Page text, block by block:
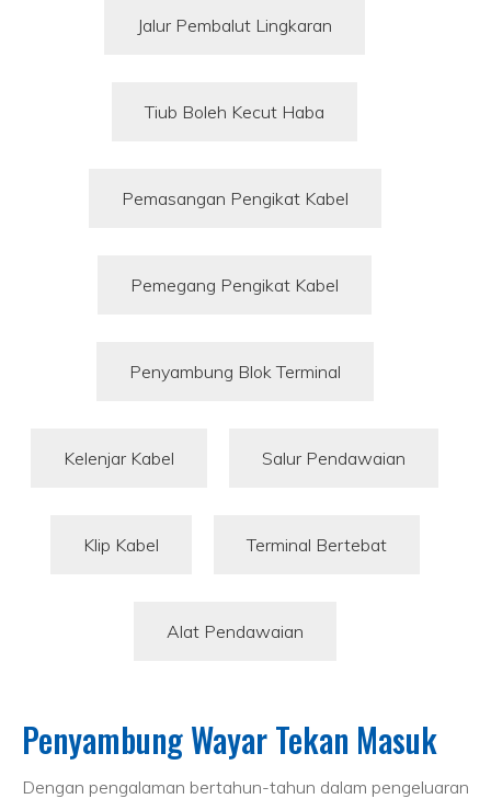
Jalur Pembalut Lingkaran
Tiub Boleh Kecut Haba
Pemasangan Pengikat Kabel
Pemegang Pengikat Kabel
Penyambung Blok Terminal
Kelenjar Kabel Salur Pendawaian
Klip Kabel Terminal Bertebat
Alat Pendawaian
Penyambung Wayar Tekan Masuk
Dengan pengalaman bertahun-tahun dalam pengeluaran